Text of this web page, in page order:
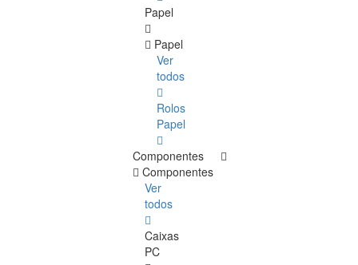
Papel
Papel
Ver
todos
Rolos
Papel
Componentes
Componentes
Ver
todos
Caixas
PC